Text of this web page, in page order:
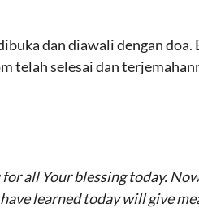
dan diawali dengan
telah selesai dan
all Your blessing today.
learned today will give